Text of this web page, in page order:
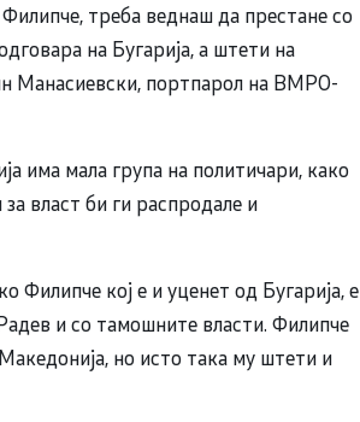
треба веднаш да престане со
на Бугарија, а штети на
Манасиевски, портпарол на ВМРО-
има мала група на политичари, како
власт би ги распродале и
Филипче кој е и уценет од Бугарија, е
и со тамошните власти. Филипче
но исто така му штети и